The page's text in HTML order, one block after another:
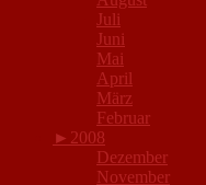
Juli
Juni
Mai
April
März
Februar
► 2008
Dezember
November